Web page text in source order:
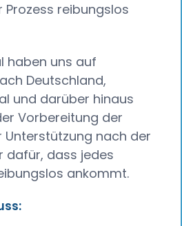
reibungslos
haben uns auf
Deutschland,
und darüber hinaus
Vorbereitung der
Unterstützung nach der
dafür, dass jedes
ankommt.